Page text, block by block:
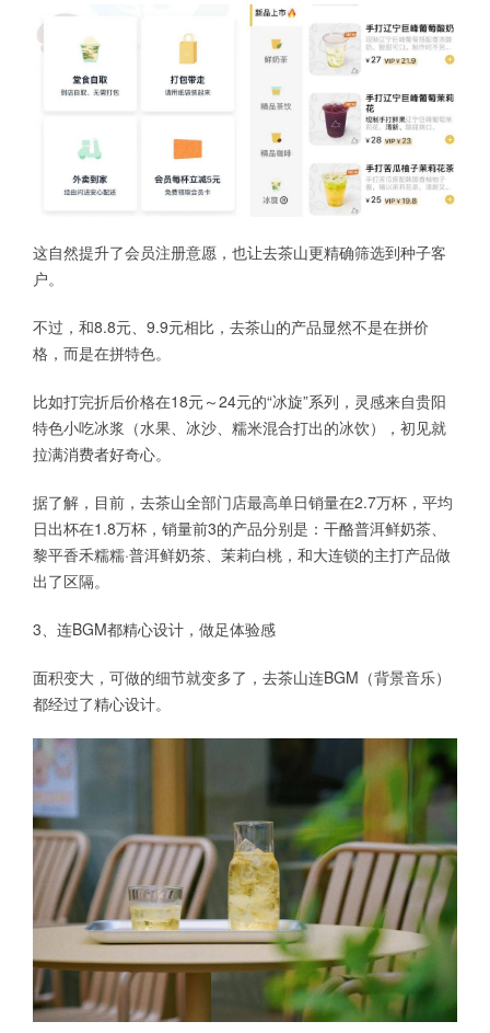
这自然提升了会员注册意愿，也让去茶山更精确筛选到种子客
户。
不过，和8.8元、9.9元相比，去茶山的产品显然不是在拼价
格，而是在拼特色。
比如打完折后价格在18元～24元的“冰旋”系列，灵感来自贵阳
特色小吃冰浆（水果、冰沙、糯米混合打出的冰饮），初见就
拉满消费者好奇心。
据了解，目前，去茶山全部门店最高单日销量在2.7万杯，平均
日出杯在1.8万杯，销量前3的产品分别是：干酪普洱鲜奶茶、
黎平香禾糯糯·普洱鲜奶茶、茉莉白桃，和大连锁的主打产品做
出了区隔。
3、连BGM都精心设计，做足体验感
面积变大，可做的细节就变多了，去茶山连BGM（背景音乐）
都经过了精心设计。